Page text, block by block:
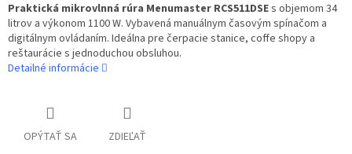
Praktická mikrovlnná rúra Menumaster RCS511DSEs objemom 34
litrov a výkonom 1100 W. Vybavená manuálnym časovým spínačom a
digitálnym ovládaním. Ideálna pre čerpacie stanice, coffe shopy a
reštaurácie s jednoduchou obsluhou.
Detailné informácie
OPÝTAŤ SA ZDIEĽAŤ